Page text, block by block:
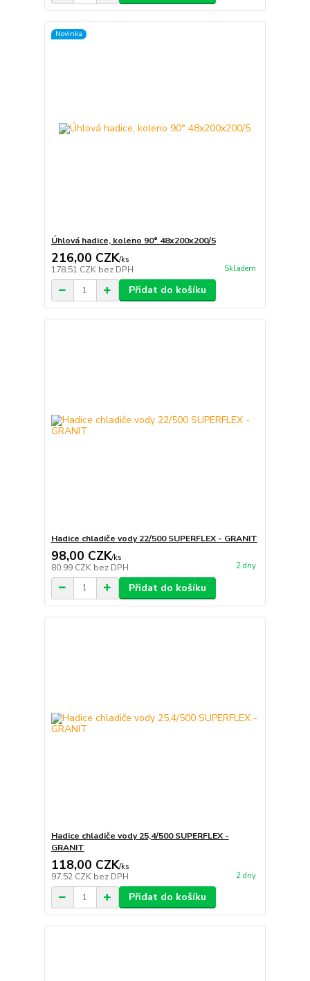
Novinka
Úhlová hadice, koleno 90° 48x200x200/5
216,00 CZK/ks
178,51 CZK bez DPH Skladem
Přidat do košíku
Hadice chladiče vody 22/500 SUPERFLEX - GRANIT
98,00 CZK/ks
80,99 CZK bez DPH 2 dny
Přidat do košíku
Hadice chladiče vody 25,4/500 SUPERFLEX -
GRANIT
118,00 CZK/ks
97,52 CZK bez DPH 2 dny
Přidat do košíku